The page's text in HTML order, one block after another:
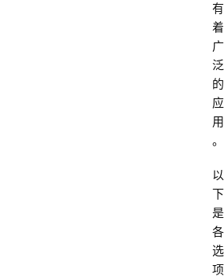
有
着
广
泛
的
应
用
。
以
下
是
各
选
项